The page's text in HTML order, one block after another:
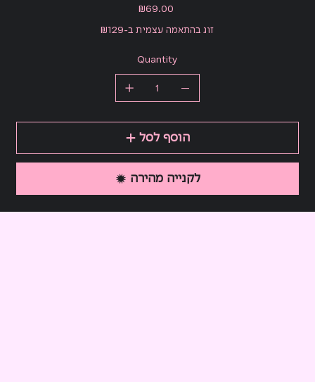
Price
₪69.00
זוג בהתאמה עצמית ב-₪129
Quantity
הוסף לסל
לקנייה מהירה